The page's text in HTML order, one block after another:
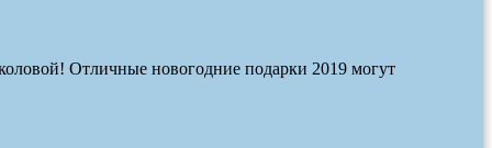
Отличные новогодние подарки 2019 могут